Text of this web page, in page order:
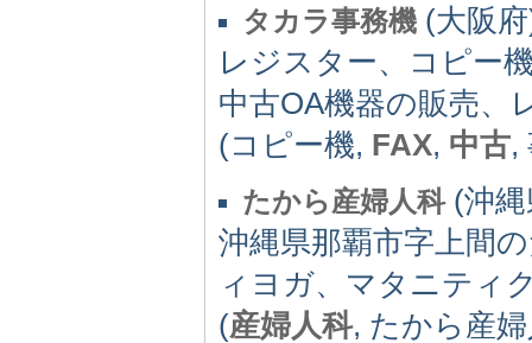
タカラ事務機 (大阪
レジスター、コピー
中古OA機器の販売、
(コピー機, FAX, 中古,
たから産婦人科(沖縄
沖縄県那覇市字上間
ィヨガ、マタニティ
(産婦人科, たから産